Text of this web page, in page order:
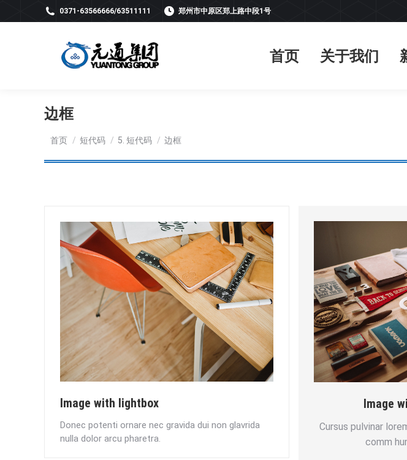
0371-63566666/63511111 郑州市中原区郑上路中段1号
首页 关于我们
边框
首页 短代码 5. 短代码 边框
Image with lightbox
Donec potenti ornare nec gravida dui non glavrida
nulla dolor arcu pharetra.
Image
Cursus pulvinar
comm
首页 关于我们